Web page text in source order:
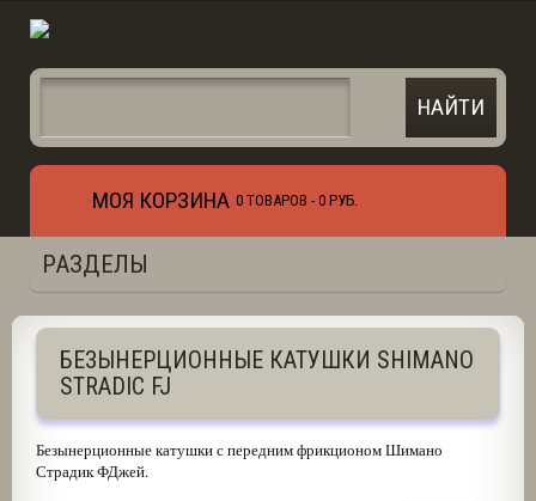
МОЯ КОРЗИНА 0 ТОВАРОВ - 0 РУБ.
РАЗДЕЛЫ
БЕЗЫНЕРЦИОННЫЕ КАТУШКИ SHIMANO
STRADIC FJ
Безынерционные катушки с передним фрикционом Шимано
Страдик ФДжей.